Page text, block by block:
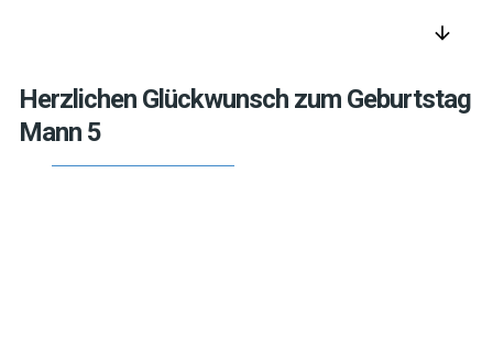
arrow_downward
Herzlichen Glückwunsch zum Geburtstag
Mann 5